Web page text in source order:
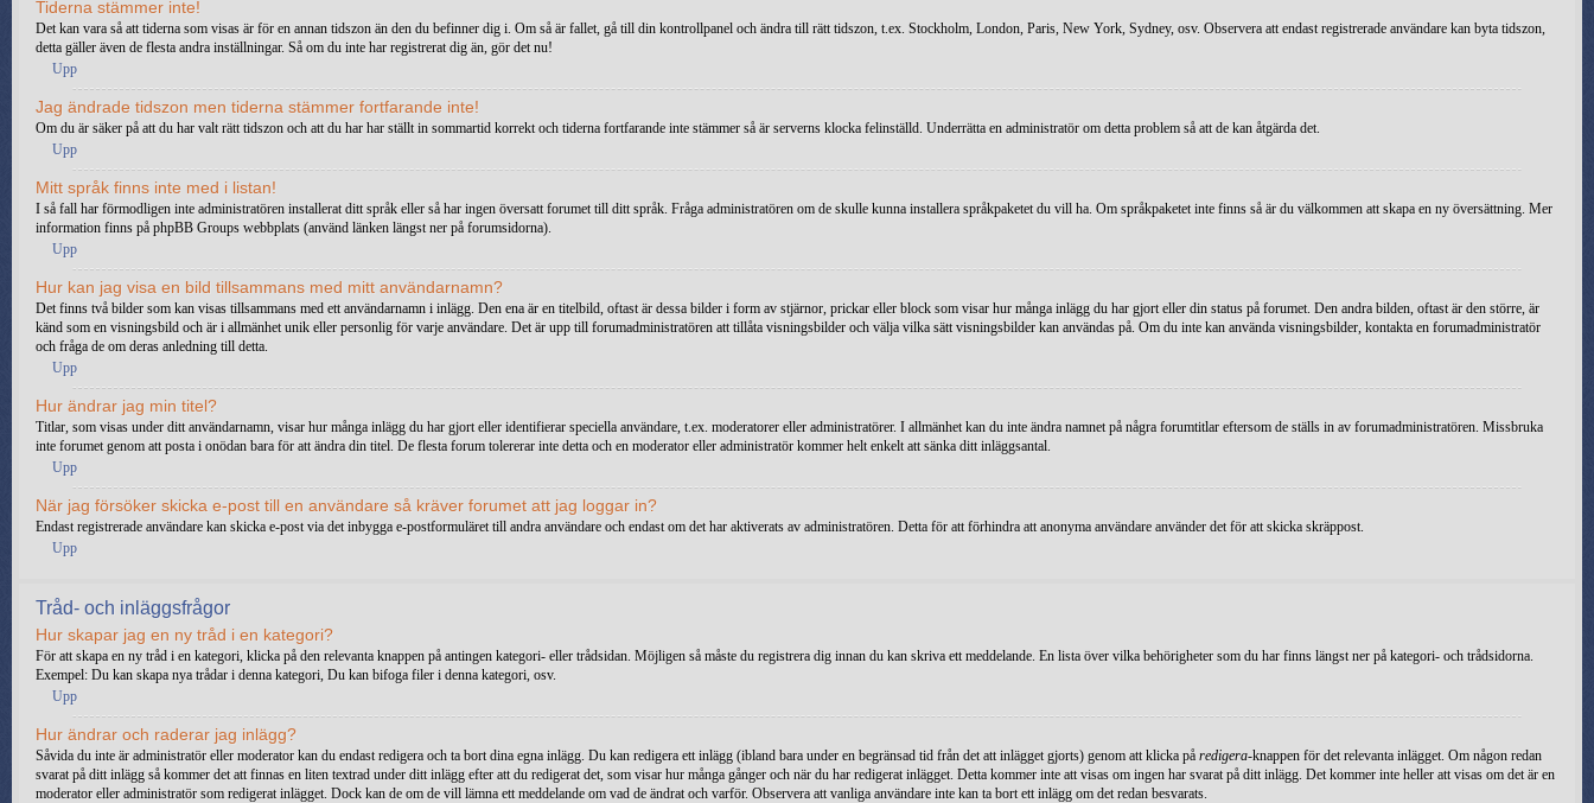
Tiderna stämmer inte!
Det kan vara så att tiderna som visas är för en annan tidszon än den du befinner dig i. Om så är fallet, gå till din kontrollpanel och ändra till rätt tidszon, t.ex. Stockholm, London, Paris, New York, Sydney, osv. Observera att endast registrerade användare kan byta tidszon,
detta gäller även de flesta andra inställningar. Så om du inte har registrerat dig än, gör det nu!
Upp
Jag ändrade tidszon men tiderna stämmer fortfarande inte!
Om du är säker på att du har valt rätt tidszon och att du har har ställt in sommartid korrekt och tiderna fortfarande inte stämmer så är serverns klocka felinställd. Underrätta en administratör om detta problem så att de kan åtgärda det.
Upp
Mitt språk finns inte med i listan!
I så fall har förmodligen inte administratören installerat ditt språk eller så har ingen översatt forumet till ditt språk. Fråga administratören om de skulle kunna installera språkpaketet du vill ha. Om språkpaketet inte finns så är du välkommen att skapa en ny översättning. Mer
information finns på phpBB Groups webbplats (använd länken längst ner på forumsidorna).
Upp
Hur kan jag visa en bild tillsammans med mitt användarnamn?
Det finns två bilder som kan visas tillsammans med ett användarnamn i inlägg. Den ena är en titelbild, oftast är dessa bilder i form av stjärnor, prickar eller block som visar hur många inlägg du har gjort eller din status på forumet. Den andra bilden, oftast är den större, är
känd som en visningsbild och är i allmänhet unik eller personlig för varje användare. Det är upp till forumadministratören att tillåta visningsbilder och välja vilka sätt visningsbilder kan användas på. Om du inte kan använda visningsbilder, kontakta en forumadministratör
och fråga de om deras anledning till detta.
Upp
Hur ändrar jag min titel?
Titlar, som visas under ditt användarnamn, visar hur många inlägg du har gjort eller identifierar speciella användare, t.ex. moderatorer eller administratörer. I allmänhet kan du inte ändra namnet på några forumtitlar eftersom de ställs in av forumadministratören. Missbruka
inte forumet genom att posta i onödan bara för att ändra din titel. De flesta forum tolererar inte detta och en moderator eller administratör kommer helt enkelt att sänka ditt inläggsantal.
Upp
När jag försöker skicka e-post till en användare så kräver forumet att jag loggar in?
Endast registrerade användare kan skicka e-post via det inbygga e-postformuläret till andra användare och endast om det har aktiverats av administratören. Detta för att förhindra att anonyma användare använder det för att skicka skräppost.
Upp
Tråd- och inläggsfrågor
Hur skapar jag en ny tråd i en kategori?
För att skapa en ny tråd i en kategori, klicka på den relevanta knappen på antingen kategori- eller trådsidan. Möjligen så måste du registrera dig innan du kan skriva ett meddelande. En lista över vilka behörigheter som du har finns längst ner på kategori- och trådsidorna.
Exempel: Du kan skapa nya trådar i denna kategori, Du kan bifoga filer i denna kategori, osv.
Upp
Hur ändrar och raderar jag inlägg?
Såvida du inte är administratör eller moderator kan du endast redigera och ta bort dina egna inlägg. Du kan redigera ett inlägg (ibland bara under en begränsad tid från det att inlägget gjorts) genom att klicka på redigera-knappen för det relevanta inlägget. Om någon redan
svarat på ditt inlägg så kommer det att finnas en liten textrad under ditt inlägg efter att du redigerat det, som visar hur många gånger och när du har redigerat inlägget. Detta kommer inte att visas om ingen har svarat på ditt inlägg. Det kommer inte heller att visas om det är en
moderator eller administratör som redigerat inlägget. Dock kan de om de vill lämna ett meddelande om vad de ändrat och varför. Observera att vanliga användare inte kan ta bort ett inlägg om det redan besvarats.